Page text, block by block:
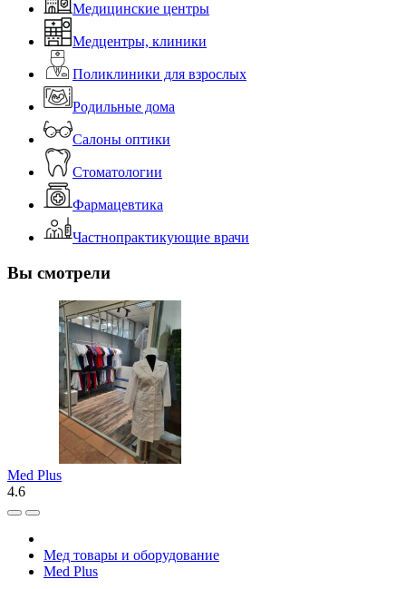
Медицинские центры
Медцентры, клиники
Поликлиники для взрослых
Родильные дома
Салоны оптики
Стоматологии
Фармацевтика
Частнопрактикующие врачи
Вы смотрели
Med Plus
4.6
Мед товары и оборудование
Med Plus